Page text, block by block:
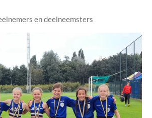
en deelneemsters